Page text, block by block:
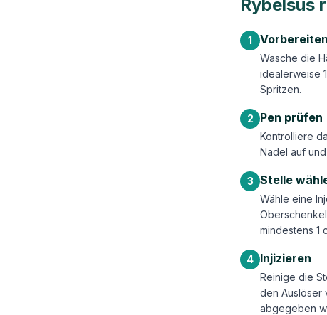
1 Vorbereiten
Wasche die
idealerweise
Spritzen.
2 Pen prüfen
Kontrolliere
Nadel auf
3 Stelle
Wähle eine
mindestens 1
4 Injizieren
Reinige die
den Auslöser
abgegeben